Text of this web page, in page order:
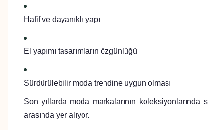
Hafif ve dayanıklı yapı
El yapımı tasarımların özgünlüğü
Sürdürülebilir moda trendine uygun olması
Son yıllarda moda markalarının
arasında yer alıyor.